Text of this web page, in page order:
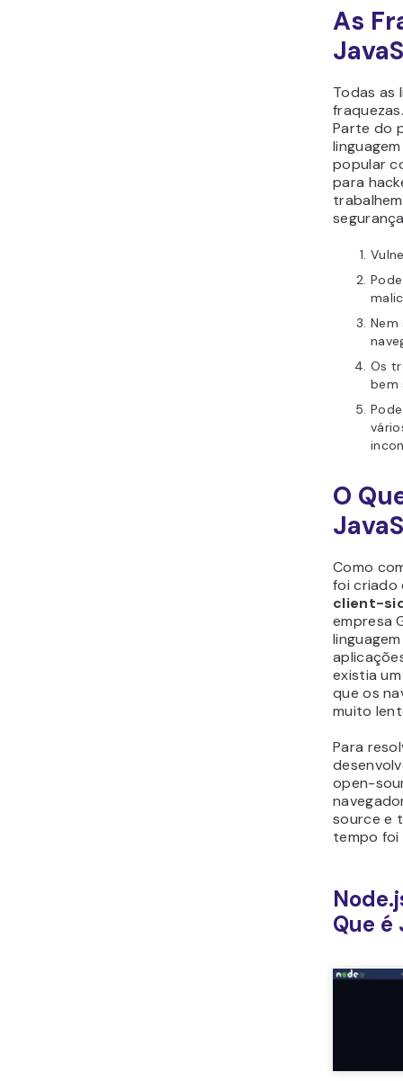
As
Todas as
Parte do
popular
para
Os
bem
O
Como
foi criado
client-
empresa
existia
que os
muito
Para
open-
source e
tempo
Que